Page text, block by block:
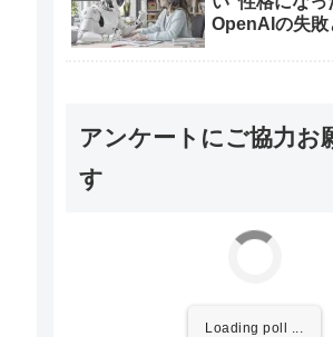
OpenAIの失敗
アンケートにご協力お
す
Loading poll ...